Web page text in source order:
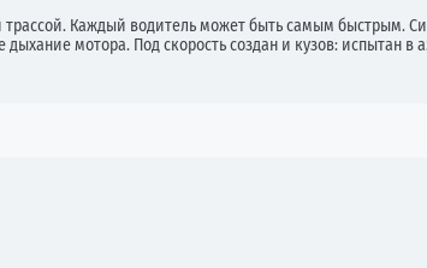
Каждый водитель может быть самым быстрым.
мотора. Под скорость создан и кузов: испытан